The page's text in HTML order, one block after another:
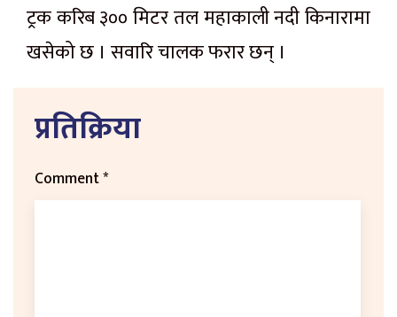
ट्रक करिब ३०० मिटर तल महाकाली नदी किनारामा
खसेको छ । सवारि चालक फरार छन् ।
प्रतिक्रिया
Comment*